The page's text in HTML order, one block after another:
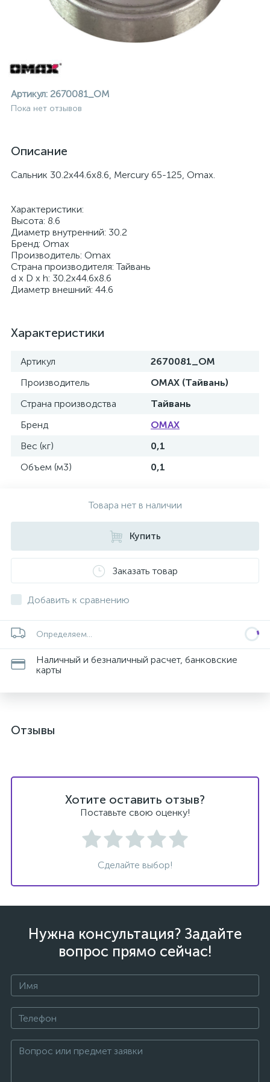
Артикул: 2670081_OM
Пока нет отзывов
Описание
Сальник 30.2х44.6х8.6, Mercury 65-125, Omax.
Характеристики:
Высота: 8.6
Диаметр внутренний: 30.2
Бренд: Omax
Производитель: Omax
Страна производителя: Тайвань
d x D x h: 30.2x44.6x8.6
Диаметр внешний: 44.6
Характеристики
Артикул
2670081_OM
Производитель
OMAX (Тайвань)
Страна производства
Тайвань
Бренд
OMAX
Вес (кг)
0,1
Объем (м3)
0,1
Товара нет в наличии
Купить
Заказать товар
Добавить к сравнению
Определяем...
Наличный и безналичный расчет, банковские
карты
Отзывы
Хотите оставить отзыв?
Поставьте свою оценку!
Сделайте выбор!
Нужна консультация? Задайте
вопрос прямо сейчас!